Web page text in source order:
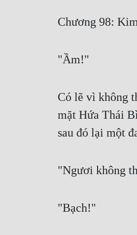
Chương 98:
"Ầm!"
Có lẽ vì không
mặt Hứa Thái
sau đó lại một
"Ngươi không
"Bạch!"